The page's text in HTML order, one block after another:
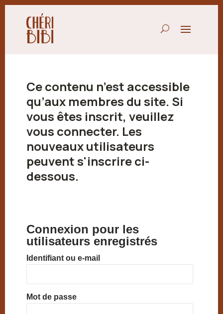
Ce contenu n’est accessible
qu’aux membres du site. Si
vous êtes inscrit, veuillez
vous connecter. Les
nouveaux utilisateurs
peuvent s'inscrire ci-
dessous.
Connexion pour les
utilisateurs enregistrés
Identifiant ou e-mail
Mot de passe